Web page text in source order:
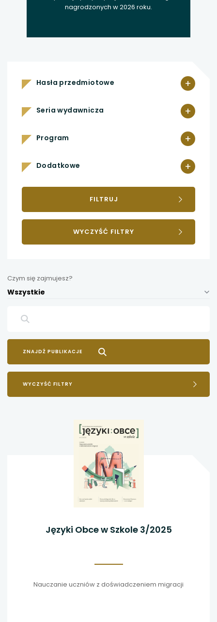
nagrodzonych w 2026 roku.
+
Hasła przedmiotowe
+
Seria wydawnicza
+
Program
+
Dodatkowe
FILTRUJ
WYCZYŚĆ FILTRY
Czym się zajmujesz?
Wszystkie
WYCZYŚĆ FILTRY
Języki Obce w Szkole 3/2025
Nauczanie uczniów z doświadczeniem migracji